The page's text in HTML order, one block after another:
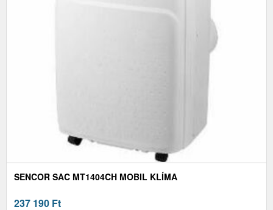
SENCOR SAC MT1404CH MOBIL KLÍMA
237 190 Ft